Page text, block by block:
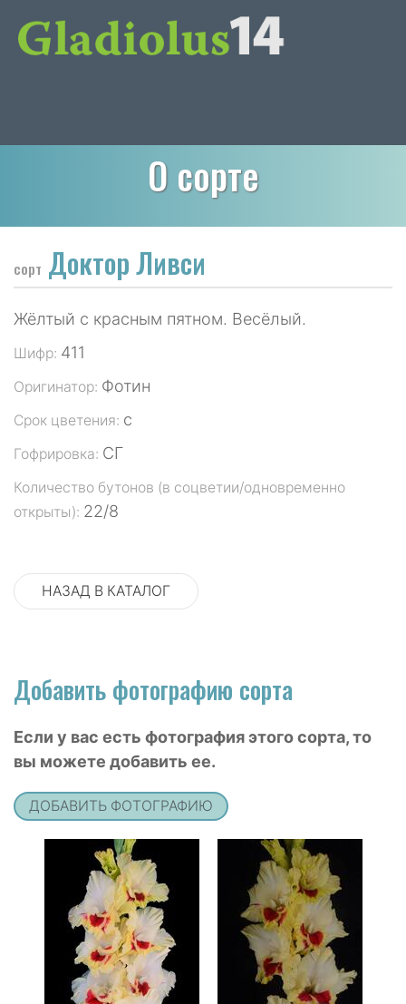
О сорте
сорт Доктор Ливси
Жёлтый с красным пятном. Весёлый.
Шифр: 411
Оригинатор: Фотин
Срок цветения: с
Гофрировка: СГ
Количество бутонов (в соцветии/одновременно
открыты): 22/8
НАЗАД В КАТАЛОГ
Добавить фотографию сорта
Если у вас есть фотография этого сорта, то
вы можете добавить ее.
ДОБАВИТЬ ФОТОГРАФИЮ